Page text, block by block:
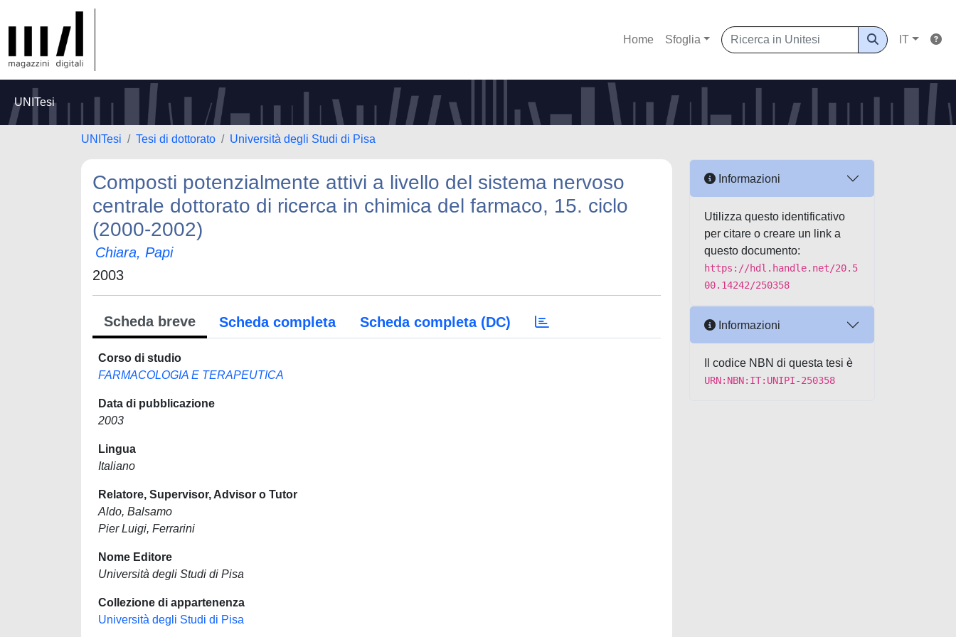
Home Sfoglia IT
UNITesi
UNITesi Tesi di dottorato Università degli Studi di Pisa
Composti potenzialmente attivi a livello del sistema nervoso
centrale dottorato di ricerca in chimica del farmaco, 15. ciclo
(2000-2002)
Chiara, Papi
2003
Scheda breve Scheda completa Scheda completa (DC)
Corso di studio
FARMACOLOGIA E TERAPEUTICA
Data di pubblicazione
2003
Lingua
Italiano
Relatore, Supervisor, Advisor o Tutor
Aldo, Balsamo
Pier Luigi, Ferrarini
Nome Editore
Università degli Studi di Pisa
Collezione di appartenenza
Università degli Studi di Pisa
Informazioni
Utilizza questo identificativo
per citare o creare un link a
questo documento:
https://hdl.handle.net/20.5
00.14242/250358
Informazioni
Il codice NBN di questa tesi è
URN:NBN:IT:UNIPI-250358